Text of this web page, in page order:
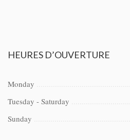
HEURES D’OUVERTURE
Monday
Tuesday - Saturday
Sunday